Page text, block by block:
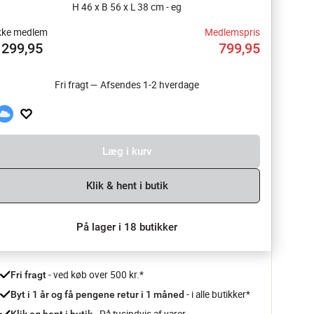
H 46 x B 56 x L 38 cm - eg
medlem
Medlemspris
799,95
Fri fragt — Afsendes 1-2 hverdage
Læg i kurv
Klik & hent i butik
På lager i 18 butikker
Fri fragt - ved køb over 500 kr.*
Byt i 1 år og få pengene retur i 1 måned - i alle butikker*